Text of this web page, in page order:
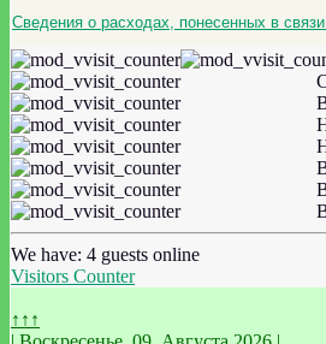
Сведения о расходах, понесенных в
We have: 4 guests online
Visitors Counter
↑↑↑